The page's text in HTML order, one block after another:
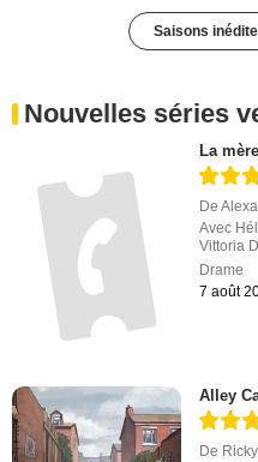
Saisons
Nouvelles séries
La
De
Avec
Vittoria
Drame
7 août
Alley
De